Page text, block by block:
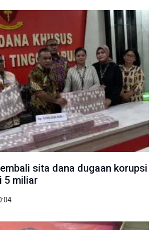
sita dana dugaan korupsi
5 miliar